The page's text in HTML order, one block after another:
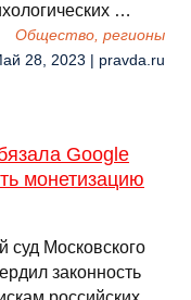
…
Общество, регионы
28, 2023 | pravda.ru
Google
монетизацию
суд Московского
законность